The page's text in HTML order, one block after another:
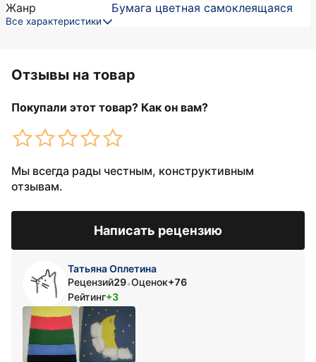
Жанр
Бумага цветная самоклеящаяся
Все характеристики
Отзывы на товар
Покупали этот товар? Как он вам?
Мы всегда рады честным, конструктивным
отзывам.
Написать рецензию
Татьяна Оплетина
Рецензий29•Оценок+76
Рейтинг+3